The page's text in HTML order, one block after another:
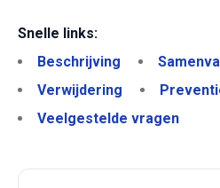
Snelle links:
Beschrijving
Verwijdering
Veelgestelde vragen